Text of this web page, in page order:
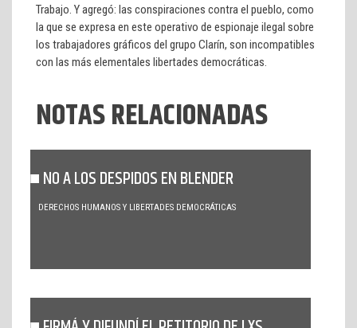
Trabajo. Y agregó: las conspiraciones contra el pueblo, como
la que se expresa en este operativo de espionaje ilegal sobre
los trabajadores gráficos del grupo Clarín, son incompatibles
con las más elementales libertades democráticas.
NOTAS RELACIONADAS
NO A LOS DESPIDOS EN BLENDER
DERECHOS HUMANOS Y LIBERTADES DEMOCRÁTICAS